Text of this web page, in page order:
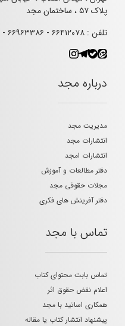
پلاک ۵۷ ، ساختمان مجد
تلفن : ۶۶۴۱۲۰۷۸ - ۶۶۹۶۳۳۸۶ - ۰۲۱۶۶۴۹۵۰۳۴
درباره مجد
مدیریت مجد
انتشارات مجد
انتشارات امجد
دفتر مطالعات و آموزش
مجلات حقوقی مجد
دفتر آفرینش های فکری
تماس با مجد
تماس بابت محتوای کتاب
اعلام نقض حقوق اثر
همکاری اساتید با مجد
پیشنهاد انتشار کتاب یا مقاله